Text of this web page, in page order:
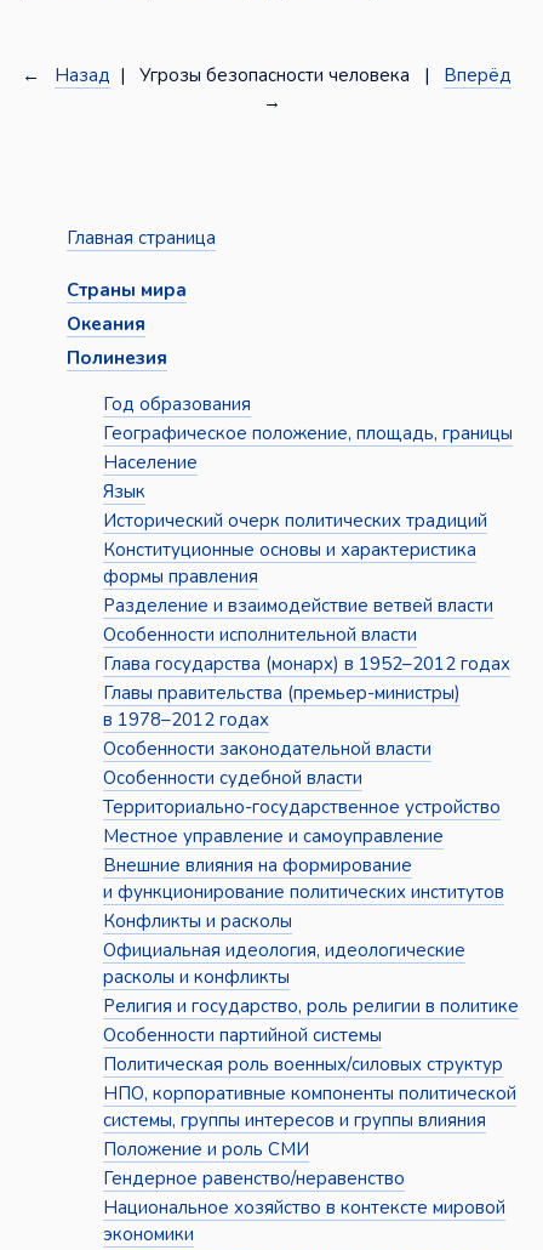
← Назад | Угрозы безопасности человека | Вперёд
→
Главная страница
Страны мира
Океания
Полинезия
Год образования
Географическое положение, площадь, границы
Население
Язык
Исторический очерк политических традиций
Конституционные основы и характеристика
формы правления
Разделение и взаимодействие ветвей власти
Особенности исполнительной власти
Глава государства (монарх) в 1952–2012 годах
Главы правительства (премьер-министры)
в 1978–2012 годах
Особенности законодательной власти
Особенности судебной власти
Территориально-государственное устройство
Местное управление и самоуправление
Внешние влияния на формирование
и функционирование политических институтов
Конфликты и расколы
Официальная идеология, идеологические
расколы и конфликты
Религия и государство, роль религии в политике
Особенности партийной системы
Политическая роль военных/силовых структур
НПО, корпоративные компоненты политической
системы, группы интересов и группы влияния
Положение и роль СМИ
Гендерное равенство/неравенство
Национальное хозяйство в контексте мировой
экономики